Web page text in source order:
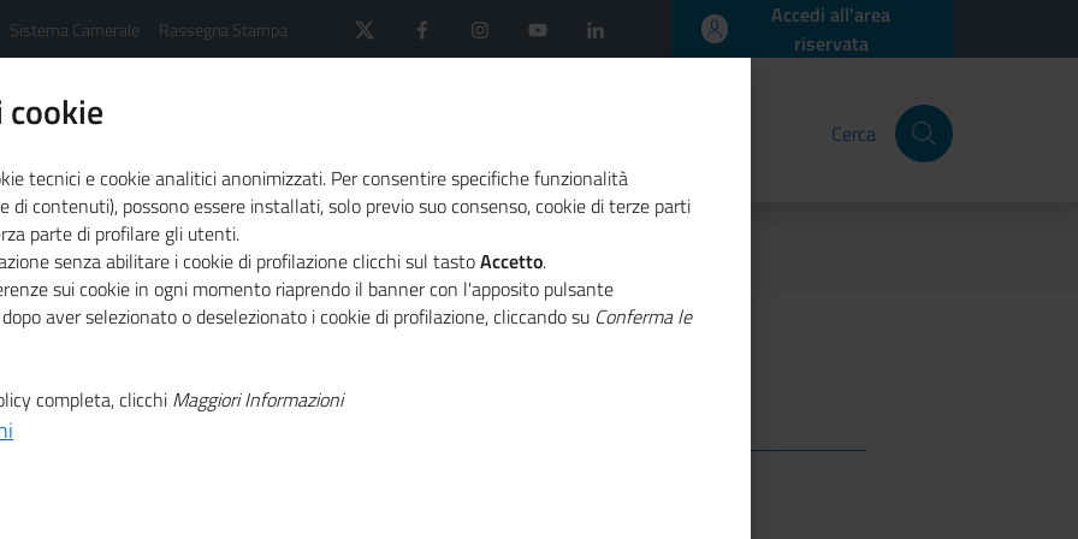
Sistema Camerale Rassegna Stampa
Accedi all'area
riservata
Cerca
Altri contenuti
tecnici e cookie analitici anonimizzati. Per consentire specifiche funzionalità
di contenuti), possono essere installati, solo previo suo consenso, cookie di terze parti
parte di profilare gli utenti.
senza abilitare i cookie di profilazione clicchi sul tastoAccetto.
sui cookie in ogni momento riaprendo il banner con l'apposito pulsante
aver selezionato o deselezionato i cookie di profilazione, cliccando su Conferma le
completa, clicchi Maggiori Informazioni